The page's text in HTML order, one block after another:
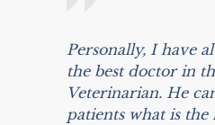
Personally, I have
the best doctor in
Veterinarian. He
patients what is the